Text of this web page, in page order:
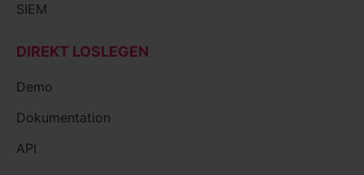
SIEM
DIREKT LOSLEGEN
Demo
Dokumentation
API